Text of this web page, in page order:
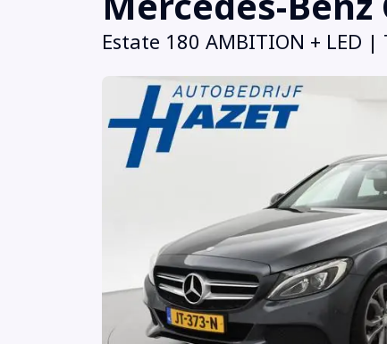
Estate 180 AMBITION + LED |